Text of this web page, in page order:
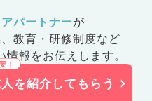
パートナーが
教育・研修制度など
報をお伝えします。
を紹介してもらう